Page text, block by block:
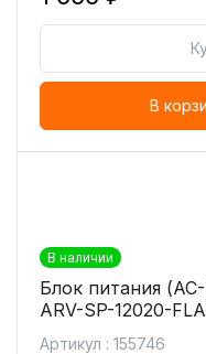
В
В наличии
Блок питания
ARV-SP-12020-
Артикул : 155746